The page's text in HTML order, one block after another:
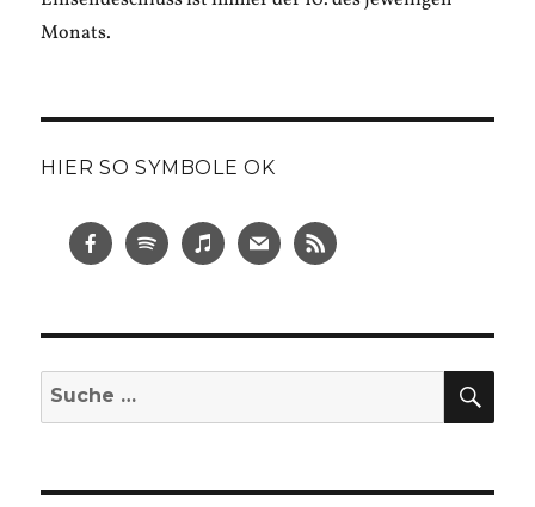
Monats.
HIER SO SYMBOLE OK
Suche
nach: